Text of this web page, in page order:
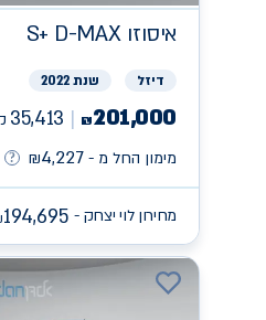
איסוזוS+ D-MAX
דיזל שנת 2022
₪201,000
35,413
מימון החל מ -
₪4,227
מחירון לוי יצחק - 194,695